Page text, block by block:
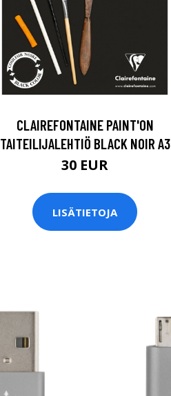
CLAIREFONTAINE PAINT'ON
TAITEILIJALEHTIÖ BLACK NOIR A3
30 EUR
LISÄTIETOJA